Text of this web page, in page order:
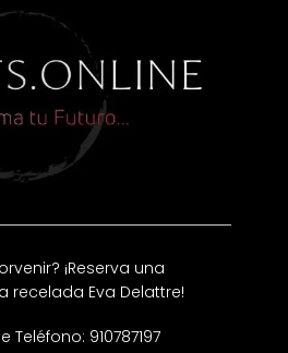
¡Reserva una
recelada Eva Delattre!
Teléfono: 910787197